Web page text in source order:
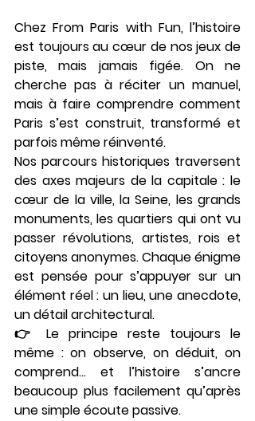
Chez From Paris with Fun, l’histoire
est toujours au cœur de nos jeux de
piste, mais jamais figée. On ne
cherche pas à réciter un manuel,
mais à faire comprendre comment
Paris s’est construit, transformé et
parfois même réinventé.
Nos parcours historiques traversent
des axes majeurs de la capitale : le
cœur de la ville, la Seine, les grands
monuments, les quartiers qui ont vu
passer révolutions, artistes, rois et
citoyens anonymes. Chaque énigme
est pensée pour s’appuyer sur un
élément réel : un lieu, une anecdote,
un détail architectural.
👉 Le principe reste toujours le
même : on observe, on déduit, on
comprend… et l’histoire s’ancre
beaucoup plus facilement qu’après
une simple écoute passive.